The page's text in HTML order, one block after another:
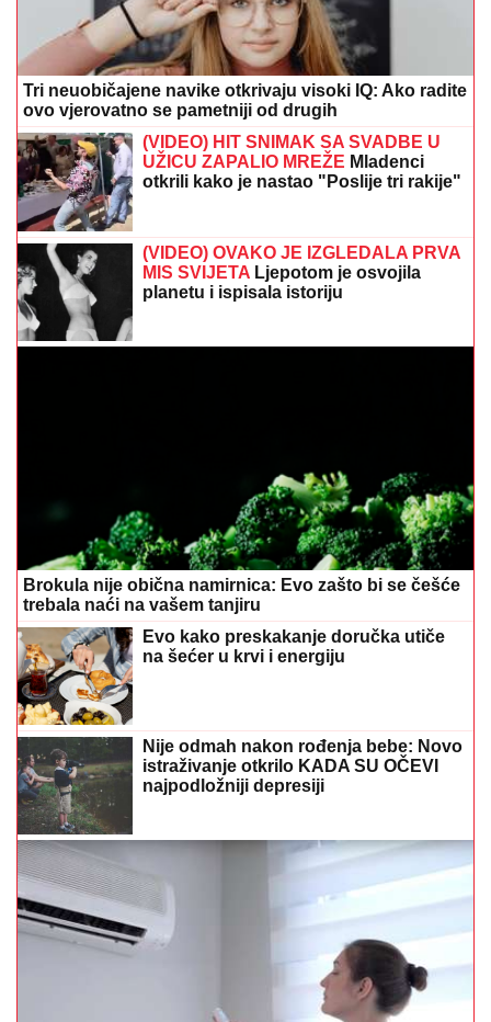
Tri neuobičajene navike otkrivaju visoki IQ: Ako radite
ovo vjerovatno se pametniji od drugih
(VIDEO) HIT SNIMAK SA SVADBE U
UŽICU ZAPALIO MREŽE
Mladenci
otkrili kako je nastao "Poslije tri rakije"
(VIDEO) OVAKO JE IZGLEDALA PRVA
planetu i ispisala istoriju
Brokula nije obična namirnica: Evo zašto bi se češće
trebala naći na vašem tanjiru
Evo kako preskakanje doručka utiče
na šećer u krvi i energiju
najpodložniji depresiji